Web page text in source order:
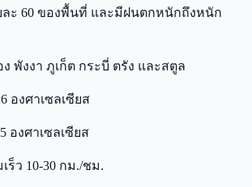
ะ 60 ของพื้นที่ และมีฝนตกหนักถึงหนัก
พังงา ภูเก็ต กระบี่ ตรัง และสตูล
องศาเซลเซียส
องศาเซลเซียส
ร็ว 10-30 กม./ชม.